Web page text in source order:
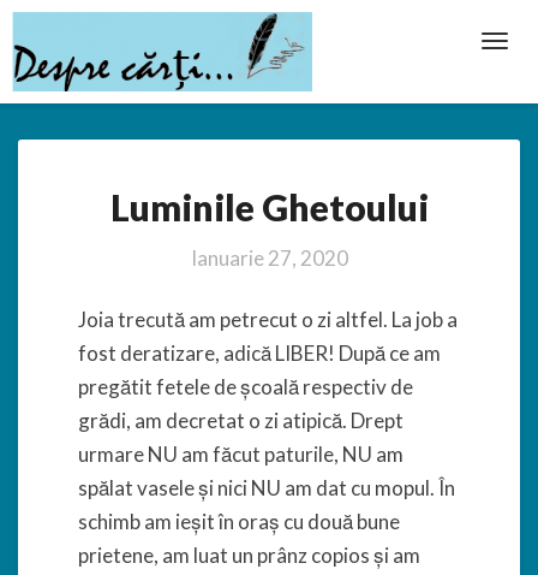
Ghetoului
Luminile Ghetoului
Ianuarie 27, 2020
Joia trecută am petrecut o zi altfel. La job a
fost deratizare, adică LIBER! După ce am
pregătit fetele de școală respectiv de
grădi, am decretat o zi atipică. Drept
urmare NU am făcut paturile, NU am
spălat vasele și nici NU am dat cu mopul. În
schimb am ieșit în oraș cu două bune
prietene, am luat un prânz copios și am